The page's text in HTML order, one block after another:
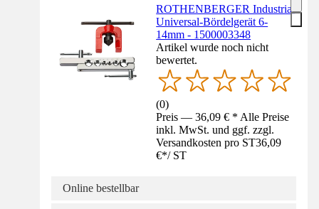
ROTHENBERGER Industrial
Universal-Bördelgerät 6-
14mm - 1500003348
Artikel wurde noch nicht
bewertet.
(0)
Preis — 36,09 € * Alle Preise
inkl. MwSt. und ggf. zzgl.
Versandkosten pro ST36,09
€*/ ST
Online bestellbar